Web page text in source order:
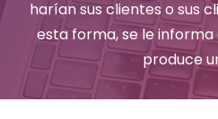
-
El
tiempo
(activo)
harían sus clientes o sus
esta forma, se le informa
produce